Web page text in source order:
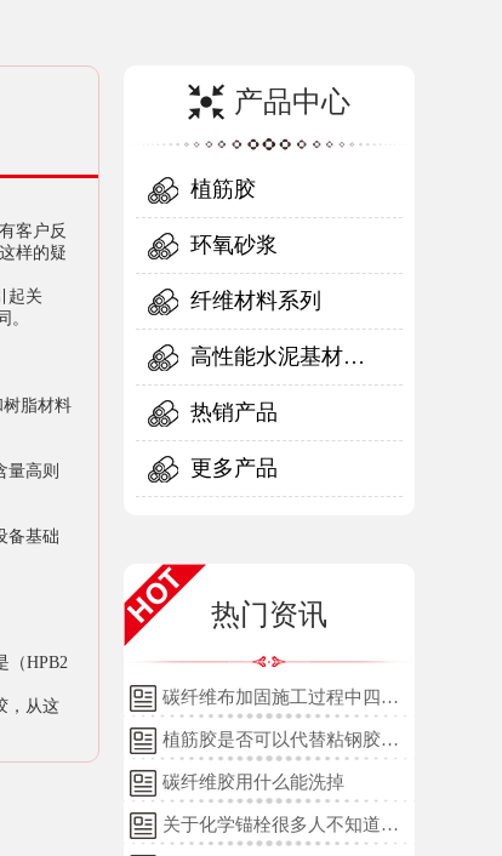
客户反
样的疑
起关
。
脂材料
量高则
备基础
（HPB2
，从这
产品中心
植筋胶
环氧砂浆
纤维材料系列
高性能水泥基材料
系列
热销产品
更多产品
热门资讯
碳纤维布加固施工过程中四个
细节的详细说明
植筋胶是否可以代替粘钢胶使
用？
碳纤维胶用什么能洗掉
关于化学锚栓很多人不知道的